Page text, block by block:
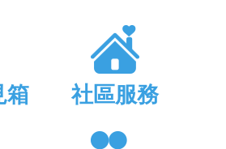
箱 社區服務